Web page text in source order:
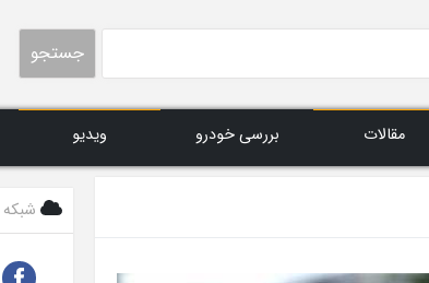
جستجو
مقالات بررسی خودرو ویدیو